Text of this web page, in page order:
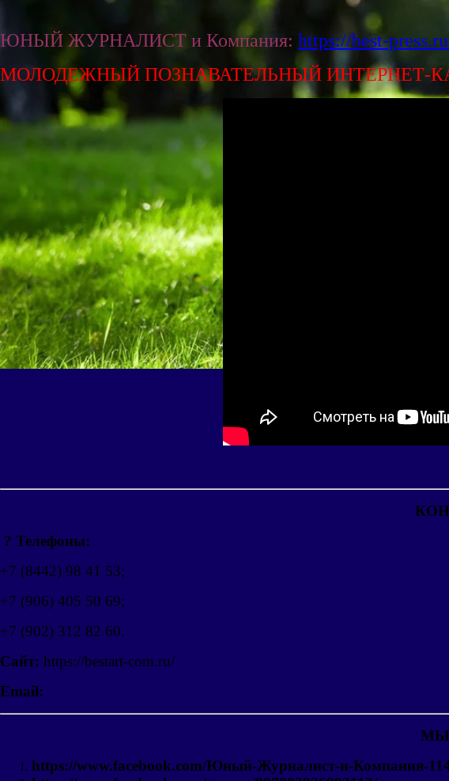
ЮНЫЙ ЖУРНАЛИСТ и Компания: https://best-
МОЛОДЕЖНЫЙ ПОЗНАВАТЕЛЬНЫЙ ИНТЕРНЕТ-
? Телефоны:
+7 (8442) 98 41 53;
+7 (906) 405 50 69;
+7 (902) 312 82 60.
Сайт: https://bestart-com.ru/
Email:
МЫ
https://www.facebook.com/Юный-Журналист-и-Компания-